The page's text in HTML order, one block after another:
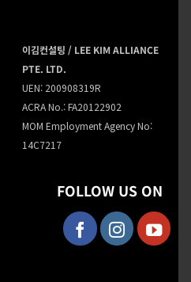
이김컨설팅 / LEE KIM ALLIANCE
PTE. LTD.
UEN: 200908319R
ACRA No.: FA20122902
MOM Employment Agency No:
14C7217
FOLLOW US ON